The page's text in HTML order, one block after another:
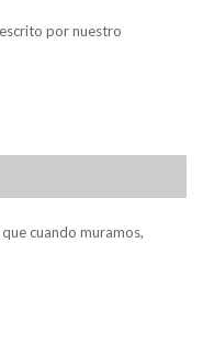
por nuestro
cuando muramos,